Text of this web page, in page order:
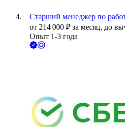
Старший менеджер по
от 214 000 ₽ за месяц, до
Опыт 1-3 года